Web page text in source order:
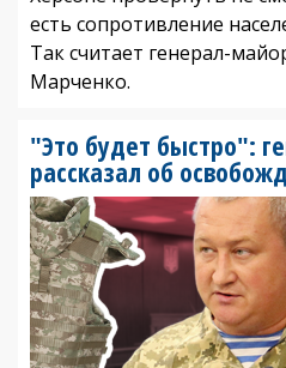
есть сопротивление
Так считает генерал-
Марченко.
"Это будет быстро":
рассказал об